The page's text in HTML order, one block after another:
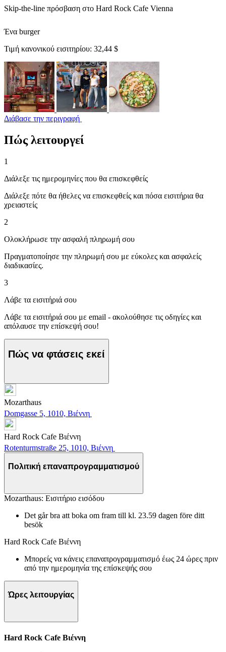
Skip-the-line πρόσβαση στο Hard Rock Cafe Vienna
Ένα burger
Τιμή κανονικού εισιτηρίου: 32,44 $
Διάβασε την περιγραφή
Πώς λειτουργεί
1
Διάλεξε τις ημερομηνίες που θα επισκεφθείς
Διάλεξε πότε θα ήθελες να επισκεφθείς και πόσα εισιτήρια θα
χρειαστείς
2
Ολοκλήρωσε την ασφαλή πληρωμή σου
Πραγματοποίησε την πληρωμή σου με εύκολες και ασφαλείς
διαδικασίες.
3
Λάβε τα εισιτήριά σου
Λάβε τα εισιτήριά σου με email - ακολούθησε τις οδηγίες και
απόλαυσε την επίσκεψή σου!
Πώς να φτάσεις εκεί
Mozarthaus
Domgasse 5, 1010, Βιέννη
Hard Rock Cafe Βιέννη
Rotenturmstraße 25, 1010, Βιέννη
Πολιτική επαναπρογραμματισμού
Mozarthaus: Εισιτήριο εισόδου
Det går bra att boka om fram till kl. 23.59 dagen före ditt
besök
Hard Rock Cafe Βιέννη
Μπορείς να κάνεις επαναπρογραμματισμό έως 24 ώρες πριν
από την ημερομηνία της επίσκεψής σου
Ώρες λειτουργίας
Hard Rock Cafe Βιέννη